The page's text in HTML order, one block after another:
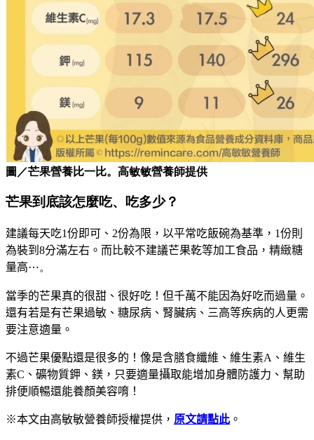
圖／芒果營養比一比。高敏敏營養師提供
芒果到底該怎麼吃、吃多少？
建議每天吃1份即可、 2份為限， 以平常吃飯碗為基準， 1份則
為裝到 8分滿左右。 而比較不建議芒果乾等加工食品， 精緻糖
量高⋯。
當季的芒果真的很甜、很好吃！ 但千萬不能因為好吃而過量。
還有若是有芒果過敏、糖尿病、腎臟病、三高等疾病的人 更需
要注意適量。
不過芒果優點還是很多的！ 像是含膳食纖維、維生素A 、維生
素C 、礦物質鉀、鎂， 只要適量攝取能增加身體防護力、幫助
排便順暢還能養顏美容唷！
※本文由高敏敏營養師授權提供， 原文請點此。